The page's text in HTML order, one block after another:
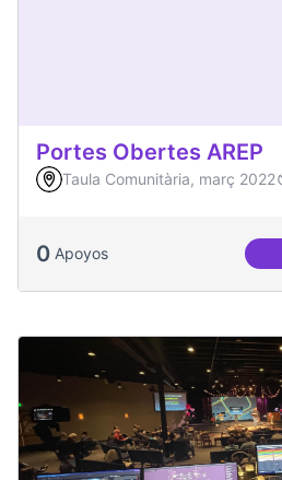
Portes Obertes AREP
Taula Comunitària, març 2022
0 Apoyos